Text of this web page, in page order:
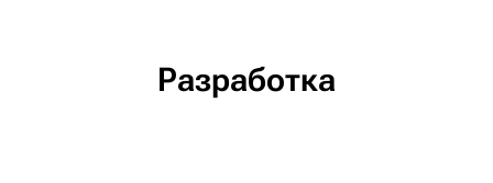
Разработка